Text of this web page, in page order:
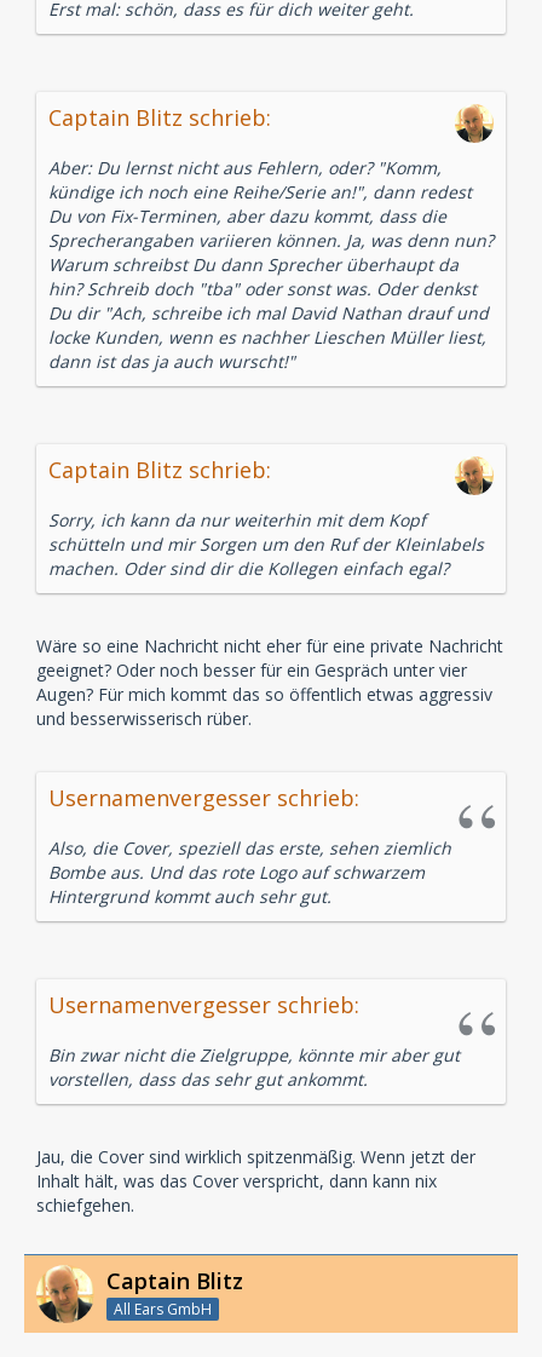
Erst mal: schön, dass es für dich weiter geht.
Captain Blitz schrieb:
Aber: Du lernst nicht aus Fehlern, oder? "Komm,
kündige ich noch eine Reihe/Serie an!", dann redest
Du von Fix-Terminen, aber dazu kommt, dass die
Sprecherangaben variieren können. Ja, was denn nun?
Warum schreibst Du dann Sprecher überhaupt da
hin? Schreib doch "tba" oder sonst was. Oder denkst
Du dir "Ach, schreibe ich mal David Nathan drauf und
locke Kunden, wenn es nachher Lieschen Müller liest,
dann ist das ja auch wurscht!"
Captain Blitz schrieb:
Sorry, ich kann da nur weiterhin mit dem Kopf
schütteln und mir Sorgen um den Ruf der Kleinlabels
machen. Oder sind dir die Kollegen einfach egal?
Wäre so eine Nachricht nicht eher für eine private Nachricht
geeignet? Oder noch besser für ein Gespräch unter vier
Augen? Für mich kommt das so öffentlich etwas aggressiv
und besserwisserisch rüber.
Usernamenvergesser schrieb:
Also, die Cover, speziell das erste, sehen ziemlich
Bombe aus. Und das rote Logo auf schwarzem
Hintergrund kommt auch sehr gut.
Usernamenvergesser schrieb:
Bin zwar nicht die Zielgruppe, könnte mir aber gut
vorstellen, dass das sehr gut ankommt.
Jau, die Cover sind wirklich spitzenmäßig. Wenn jetzt der
Inhalt hält, was das Cover verspricht, dann kann nix
schiefgehen.
Captain Blitz
All Ears GmbH